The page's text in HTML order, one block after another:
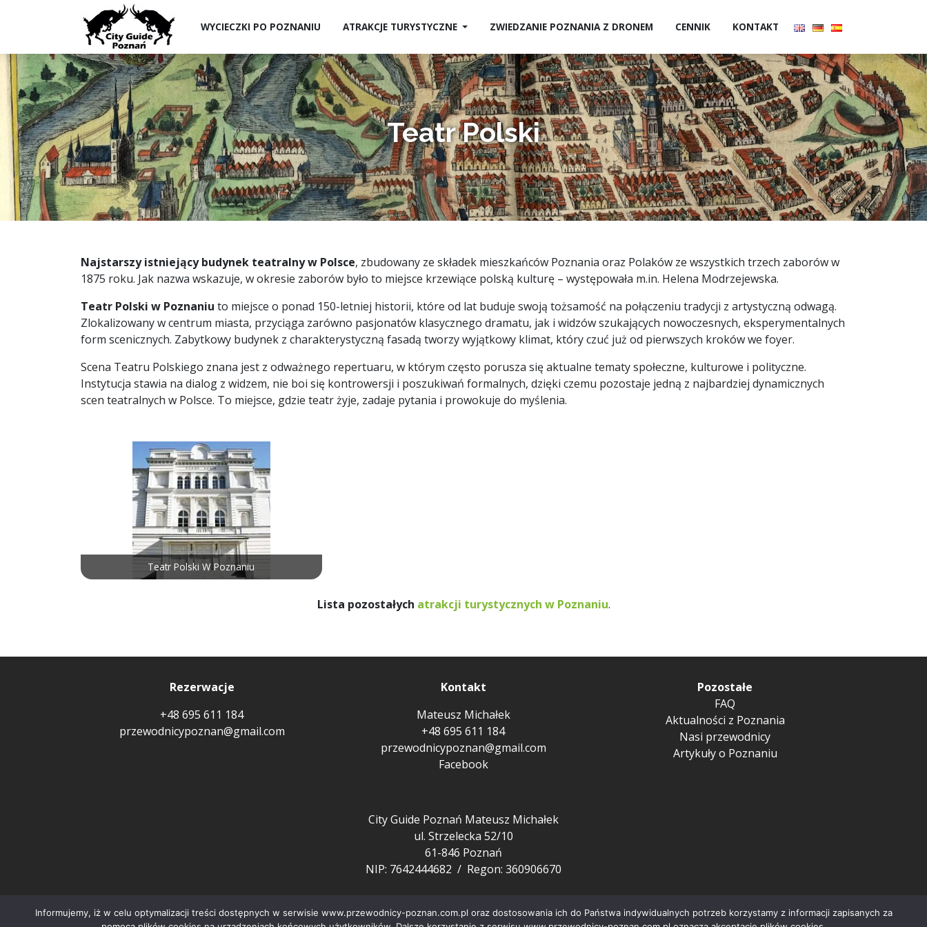
WYCIECZKI PO POZNANIU ATRAKCJE TURYSTYCZNE ZWIEDZANIE POZNANIA Z DRONEM CENNIK KONTAKT
Teatr Polski
Najstarszy istniejący budynek teatralny w Polsce, zbudowany ze składek mieszkańców Poznania oraz Polaków ze wszystkich trzech zaborów w
1875 roku. Jak nazwa wskazuje, w okresie zaborów było to miejsce krzewiące polską kulturę – występowała m.in. Helena Modrzejewska.
Teatr Polski w Poznaniu to miejsce o ponad 150-letniej historii, które od lat buduje swoją tożsamość na połączeniu tradycji z artystyczną odwagą.
Zlokalizowany w centrum miasta, przyciąga zarówno pasjonatów klasycznego dramatu, jak i widzów szukających nowoczesnych, eksperymentalnych
form scenicznych. Zabytkowy budynek z charakterystyczną fasadą tworzy wyjątkowy klimat, który czuć już od pierwszych kroków we foyer.
Scena Teatru Polskiego znana jest z odważnego repertuaru, w którym często porusza się aktualne tematy społeczne, kulturowe i polityczne.
Instytucja stawia na dialog z widzem, nie boi się kontrowersji i poszukiwań formalnych, dzięki czemu pozostaje jedną z najbardziej dynamicznych
scen teatralnych w Polsce. To miejsce, gdzie teatr żyje, zadaje pytania i prowokuje do myślenia.
Teatr Polski W Poznaniu
Lista pozostałych atrakcji turystycznych w Poznaniu.
Rezerwacje
+48 695 611 184
przewodnicypoznan@gmail.com
Kontakt
Mateusz Michałek
+48 695 611 184
przewodnicypoznan@gmail.com
Facebook
City Guide Poznań Mateusz Michałek
ul. Strzelecka 52/10
61-846 Poznań
NIP: 7642444682 / Regon: 360906670
Pozostałe
FAQ
Aktualności z Poznania
Nasi przewodnicy
Artykuły o Poznaniu
Informujemy, iż w celu optymalizacji treści dostępnych w serwisie www.przewodnicy-poznan.com.pl oraz dostosowania ich do Państwa indywidualnych potrzeb korzystamy z informacji zapisanych za